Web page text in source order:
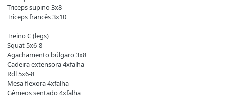
Triceps supino 3x8
Triceps francês 3x10
Treino C (legs)
Squat 5x6-8
Agachamento búlgaro 3x8
Cadeira extensora 4xfalha
Rdl 5x6-8
Mesa flexora 4xfalha
Gêmeos sentado 4xfalha